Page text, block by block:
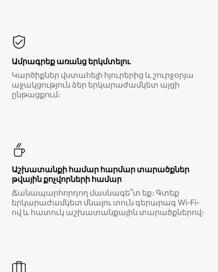
Ամրագրեք առանց երկմտելու
Կարծիքներ վստահելի հյուրերից և շուրջօրյա
աջակցություն ձեր երկարաժամկետ այցի
ընթացքում։
Աշխատանքի համար հարմար տարածքներ
թվային քոչվորների համար
Ճանապարհորդող մասնագե՞տ եք։ Գտեք
երկարաժամկետ մնալու տուն գերարագ Wi-Fi-
ով և հատուկ աշխատանքային տարածքներով։